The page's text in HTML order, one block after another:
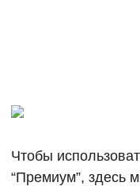
Чтобы
“Премиум”, здесь